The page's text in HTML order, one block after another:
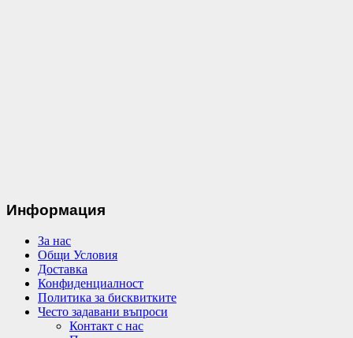
Информация
За нас
Общи Условия
Доставка
Конфиденциалност
Политика за бисквитките
Често задавани въпроси
Контакт с нас